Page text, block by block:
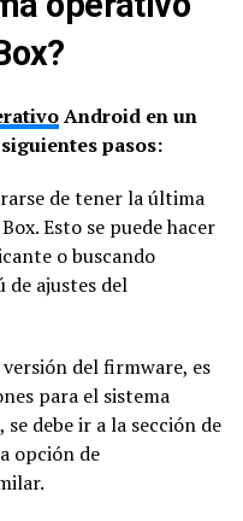
Android en un
pasos:
de tener la última
Esto se puede hacer
o buscando
de ajustes del
del firmware, es
para el sistema
debe ir a la sección de
opción de